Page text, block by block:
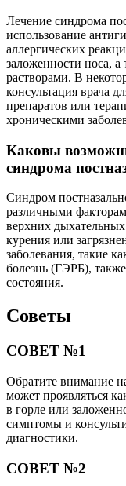
Лечение синдрома
использование
аллергических
заложенности носа,
растворами. В
консультация врача
препаратов или
хроническими
Каковы
синдрома
Синдром
различными
верхних
курения или
заболевания, такие
болезнь (ГЭРБ),
состояния.
Советы
СОВЕТ №1
Обратите внимание
может проявляться
в горле или
симптомы и
диагностики.
СОВЕТ №2